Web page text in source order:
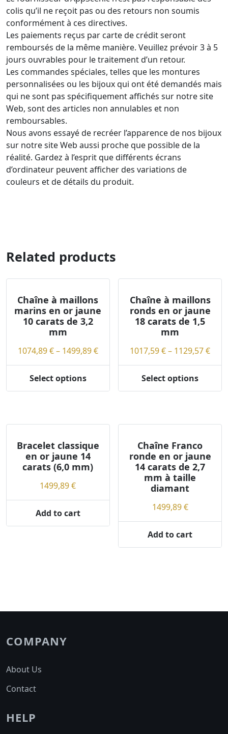
colis qu’il ne reçoit pas ou des retours non soumis
conformément à ces directives.
Les paiements reçus par carte de crédit seront
remboursés de la même manière. Veuillez prévoir 3 à 5
jours ouvrables pour le traitement d’un retour.
Les commandes spéciales, telles que les montures
personnalisées ou les bijoux qui ont été demandés mais
qui ne sont pas spécifiquement affichés sur notre site
Web, sont des articles non annulables et non
remboursables.
Nous avons essayé de recréer l’apparence de nos bijoux
sur notre site Web aussi proche que possible de la
réalité. Gardez à l’esprit que différents écrans
d’ordinateur peuvent afficher des variations de
couleurs et de détails du produit.
Related products
Chaîne à maillons
marins en or jaune
10 carats de 3,2
mm
1074,89€– 1499,89€Price
range:
Select options
The
options
product
Chaîne à maillons
ronds en or jaune
18 carats de 1,5
mm
1017,59€– 1129,57€
Select options
options
product
Bracelet classique
en or jaune 14
carats (6,0 mm)
1499,89€
Add to cart
Chaîne Franco
ronde en or jaune
14 carats de 2,7
mm à taille
diamant
1499,89€
Add to cart
COMPANY
About Us
Contact
HELP